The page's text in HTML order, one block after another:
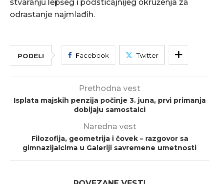
stvaranju lepšeg i podsticajnijeg okruženja za
odrastanje najmlađih.
PODELI Facebook Twitter
Prethodna vest
Isplata majskih penzija počinje 3. juna, prvi primanja
dobijaju samostalci
Naredna vest
Filozofija, geometrija i čovek – razgovor sa
gimnazijalcima u Galeriji savremene umetnosti